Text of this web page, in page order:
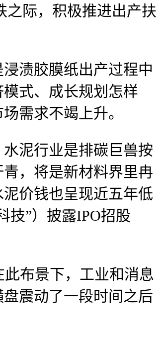
之际，积极推进出产扶
渍胶膜纸出产过程中
式、成长规划怎样
需求不竭上升。
泥行业是排碳巨兽按
，将是新材料界里冉
价钱也呈现近五年低
技”）披露IPO招股
布景下，工业和消息
震动了一段时间之后